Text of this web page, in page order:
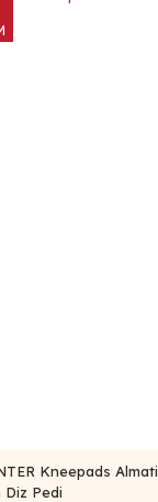
Kneepads Almati
Pedi